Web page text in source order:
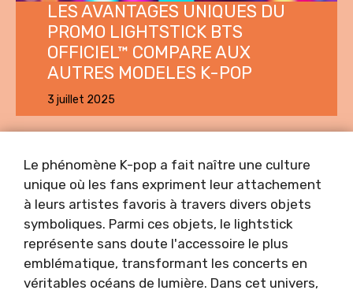
LES AVANTAGES UNIQUES DU
PROMO LIGHTSTICK BTS
OFFICIEL™ COMPARE AUX
AUTRES MODELES K-POP
3 juillet 2025
Le phénomène K-pop a fait naître une culture
unique où les fans expriment leur attachement
à leurs artistes favoris à travers divers objets
symboliques. Parmi ces objets, le lightstick
représente sans doute l'accessoire le plus
emblématique, transformant les concerts en
véritables océans de lumière. Dans cet univers,